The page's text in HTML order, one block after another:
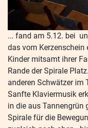
... fand am 5.12. bei
das vom Kerzenschein
Kinder mitsamt ihrer
Rande der Spirale
anderen Schwätzer im
Sanfte Klaviermusik
in die aus Tannengrün
Spirale für die